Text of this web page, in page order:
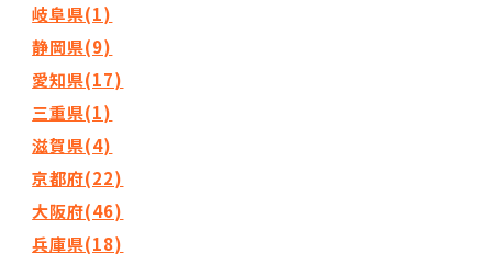
岐阜県(1)
静岡県(9)
愛知県(17)
三重県(1)
滋賀県(4)
京都府(22)
大阪府(46)
兵庫県(18)